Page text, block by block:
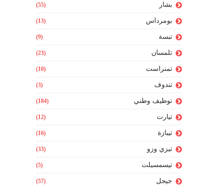
بشار (55)
بومرداس (13)
تبسة (9)
تلمسان (23)
تمنراست (10)
تندوف (3)
توظيف وطني (184)
تيارت (12)
تيبازة (16)
تيزي وزو (33)
تيسمسيلت (5)
جيجل (57)